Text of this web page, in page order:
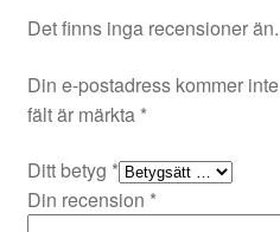
Det finns inga recensioner än.
Din e-postadress kommer
fält är märkta *
Ditt betyg *
Din recension *